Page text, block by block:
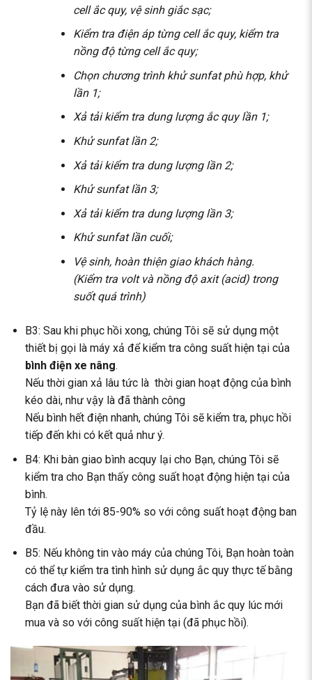
cell ắc quy, vệ sinh giắc sạc;
Kiểm tra điện áp từng cell ắc quy, kiểm tra
nồng độ từng cell ắc quy;
Chọn chương trình khử sunfat phù hợp, khử
lần 1;
Xả tải kiểm tra dung lượng ắc quy lần 1;
Khử sunfat lần 2;
Xả tải kiểm tra dung lượng lần 2;
Khử sunfat lần 3;
Xả tải kiểm tra dung lượng lần 3;
Khử sunfat lần cuối;
Vệ sinh, hoàn thiện giao khách hàng.
(Kiểm tra volt và nồng độ axit (acid) trong
suốt quá trình)
B3: Sau khi phục hồi xong, chúng Tôi sẽ sử dụng một
thiết bị gọi là máy xả để kiểm tra công suất hiện tại của
bình điện xe nâng.
Nếu thời gian xả lâu tức là thời gian hoạt động của bình
kéo dài, như vậy là đã thành công
Nếu bình hết điện nhanh, chúng Tôi sẽ kiểm tra, phục hồi
tiếp đến khi có kết quả như ý.
B4: Khi bàn giao bình acquy lại cho Bạn, chúng Tôi sẽ
kiểm tra cho Bạn thấy công suất hoạt động hiện tại của
bình.
Tỷ lệ này lên tới 85-90% so với công suất hoạt động ban
đầu.
B5: Nếu không tin vào máy của chúng Tôi, Bạn hoàn toàn
có thể tự kiểm tra tình hình sử dụng ắc quy thực tế bằng
cách đưa vào sử dụng.
Bạn đã biết thời gian sử dụng của bình ắc quy lúc mới
mua và so với công suất hiện tại (đã phục hồi).